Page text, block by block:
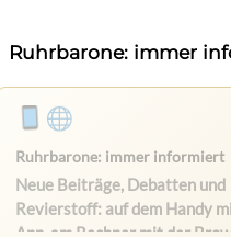
Ruhrbarone: immer
Lies unterwegs weiter,
Beiträge und behalte neue